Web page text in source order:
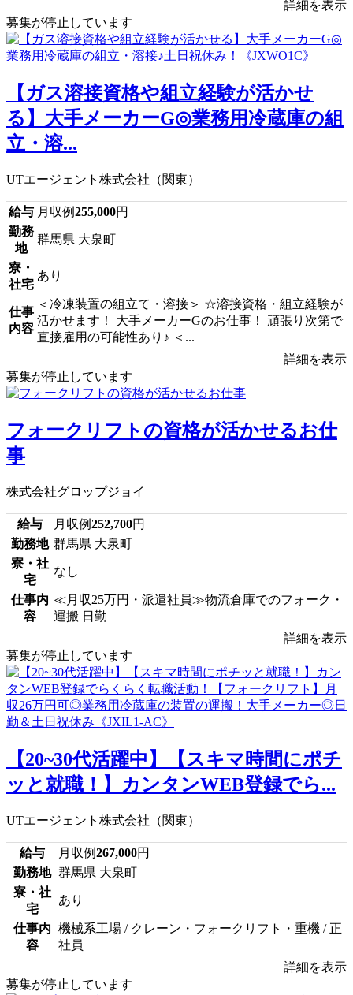
詳細を表示
募集が停止しています
【ガス溶接資格や組立経験が活かせ
る】大手メーカーG◎業務用冷蔵庫の組
立・溶...
UTエージェント株式会社（関東）
給与 月収例255,000円
勤務
地
群馬県 大泉町
寮・
社宅
あり
仕事
内容
＜冷凍装置の組立て・溶接＞ ☆溶接資格・組立経験が
活かせます！ 大手メーカーGのお仕事！ 頑張り次第で
直接雇用の可能性あり♪ ＜...
詳細を表示
募集が停止しています
フォークリフトの資格が活かせるお仕
事
株式会社グロップジョイ
給与 月収例252,700円
勤務地 群馬県 大泉町
寮・社
宅
なし
仕事内
容
≪月収25万円・派遣社員≫物流倉庫でのフォーク・
運搬 日勤
詳細を表示
募集が停止しています
【20~30代活躍中】【スキマ時間にポチ
ッと就職！】カンタンWEB登録でら...
UTエージェント株式会社（関東）
給与 月収例267,000円
勤務地 群馬県 大泉町
寮・社
宅
あり
仕事内
容
機械系工場 / クレーン・フォークリフト・重機 / 正
社員
詳細を表示
募集が停止しています